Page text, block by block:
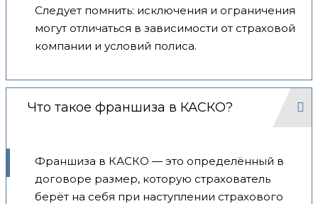
Следует помнить: исключения и ограничения
могут отличаться в зависимости от страховой
компании и условий полиса.
Что такое франшиза в КАСКО?
Франшиза в КАСКО — это определённый в
договоре размер, которую страхователь
берёт на себя при наступлении страхового